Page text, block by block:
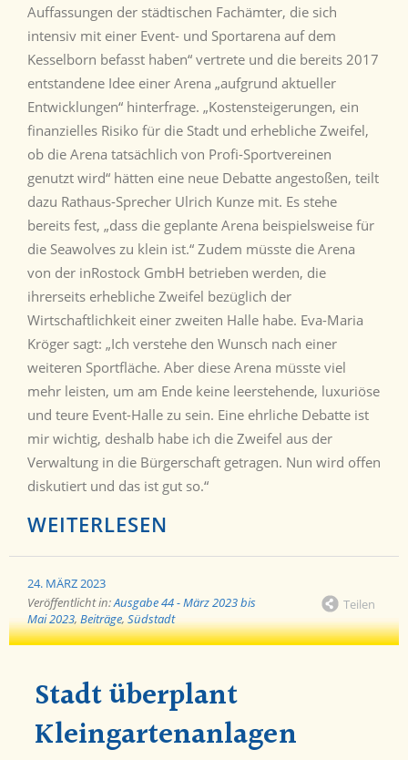
Auffassungen der städtischen Fachämter, die sich
intensiv mit einer Event- und Sportarena auf dem
Kesselborn befasst haben“ vertrete und die bereits 2017
entstandene Idee einer Arena „aufgrund aktueller
Entwicklungen“ hinterfrage. „Kostensteigerungen, ein
finanzielles Risiko für die Stadt und erhebliche Zweifel,
ob die Arena tatsächlich von Profi-Sportvereinen
genutzt wird“ hätten eine neue Debatte angestoßen, teilt
dazu Rathaus-Sprecher Ulrich Kunze mit. Es stehe
bereits fest, „dass die geplante Arena beispielsweise für
die Seawolves zu klein ist.“ Zudem müsste die Arena
von der inRostock GmbH betrieben werden, die
ihrerseits erhebliche Zweifel bezüglich der
Wirtschaftlichkeit einer zweiten Halle habe. Eva-Maria
Kröger sagt: „Ich verstehe den Wunsch nach einer
weiteren Sportfläche. Aber diese Arena müsste viel
mehr leisten, um am Ende keine leerstehende, luxuriöse
und teure Event-Halle zu sein. Eine ehrliche Debatte ist
mir wichtig, deshalb habe ich die Zweifel aus der
Verwaltung in die Bürgerschaft getragen. Nun wird offen
diskutiert und das ist gut so.“
WEITERLESEN
24. MÄRZ 2023
Veröffentlicht in:Ausgabe 44 - März 2023 bis
Mai 2023,Beiträge,Südstadt
Teilen
Stadt überplant
Kleingartenanlagen